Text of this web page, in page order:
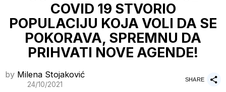
COVID 19 STVORIO
POPULACIJU KOJA VOLI DA SE
POKORAVA, SPREMNU DA
PRIHVATI NOVE AGENDE!
by Milena Stojaković
24/10/2021
SHARE